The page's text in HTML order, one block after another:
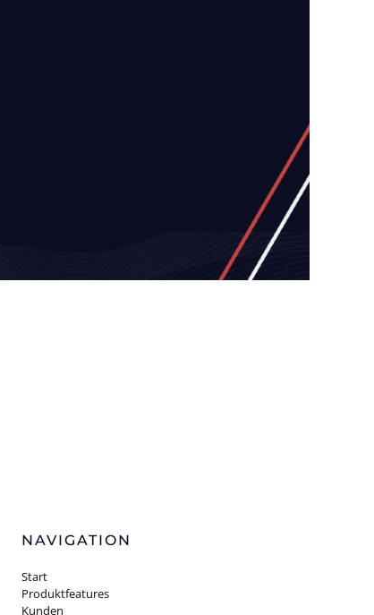
NAVIGATION
Start
Produktfeatures
Kunden